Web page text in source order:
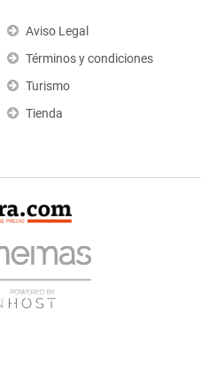
Aviso Legal
Términos y condiciones
Turismo
Tienda